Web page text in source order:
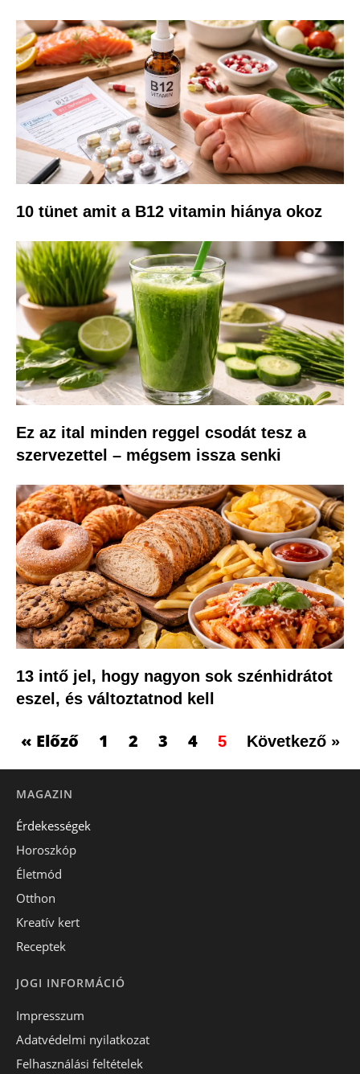
10 tünet amit a B12 vitamin hiánya okoz
Ez az ital minden reggel csodát tesz a
szervezettel – mégsem issza senki
13 intő jel, hogy nagyon sok szénhidrátot
eszel, és változtatnod kell
« Előző 1 2 3 4 5 Következő »
MAGAZIN
Érdekességek
Horoszkóp
Életmód
Otthon
Kreatív kert
Receptek
JOGI INFORMÁCIÓ
Impresszum
Adatvédelmi nyilatkozat
Felhasználási feltételek